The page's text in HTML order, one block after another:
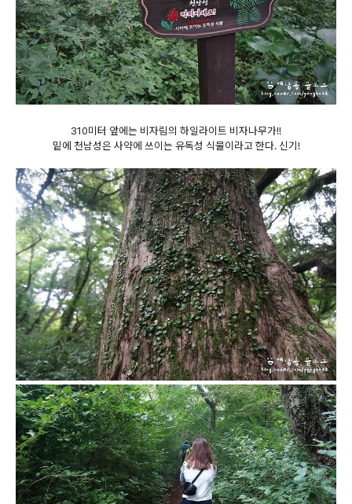
310미터 앞에는 비자림의 하일라이트 비자나무가!!
밑에 천남성은 사약에 쓰이는 유독성 식물이라고 한다. 신기!